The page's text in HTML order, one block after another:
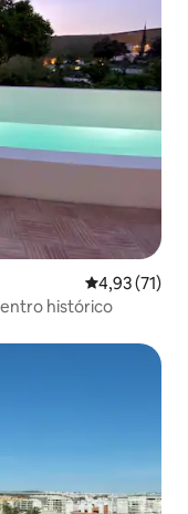
4,93 de uma
4,93 (71)
histórico